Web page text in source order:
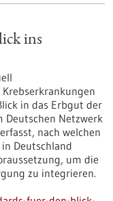
ins
in das Erbgut der
Deutschen Netzwerk
nach welchen
Deutschland
um die
zu integrieren.